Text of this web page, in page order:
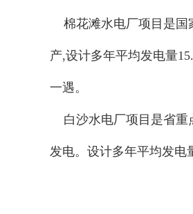
棉花滩水电厂项目是国
产,设计多年平均发电量
一遇。
白沙水电厂项目是省重
发电。设计多年平均发电